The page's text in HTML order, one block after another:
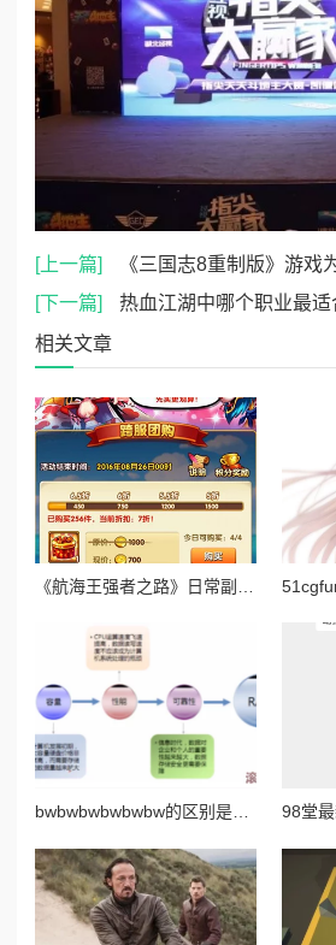
[上一篇]
《三国志8重制版》游戏为何会突
[下一篇]
热血江湖中哪个职业最适合搬
相关文章
bwbwbwbwbwbw的区别是什么？深入分析不同场景下bwbw组合的含义与应用，揭示其背后的文化和语境差异